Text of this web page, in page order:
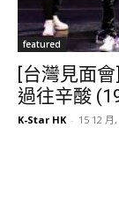
featured
[台灣見面
過往辛酸
K-Star HK - 15 12 月